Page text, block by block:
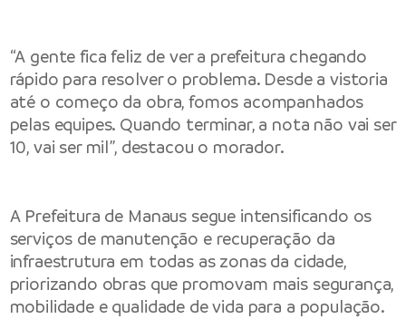
“A gente fica feliz de ver a prefeitura chegando
rápido para resolver o problema. Desde a vistoria
até o começo da obra, fomos acompanhados
pelas equipes. Quando terminar, a nota não vai ser
10, vai ser mil”, destacou o morador.
A Prefeitura de Manaus segue intensificando os
serviços de manutenção e recuperação da
infraestrutura em todas as zonas da cidade,
priorizando obras que promovam mais segurança,
mobilidade e qualidade de vida para a população.